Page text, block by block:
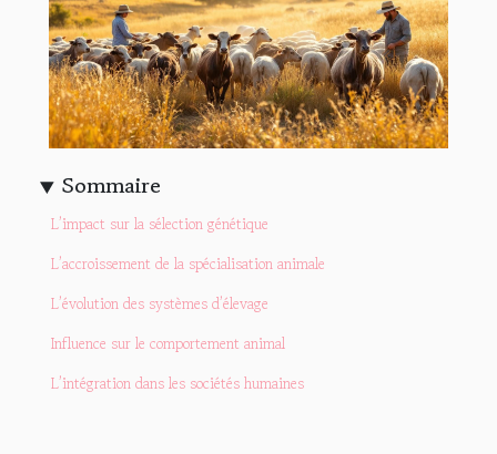
Sommaire
L’impact sur la sélection génétique
L’accroissement de la spécialisation animale
L’évolution des systèmes d’élevage
Influence sur le comportement animal
L’intégration dans les sociétés humaines